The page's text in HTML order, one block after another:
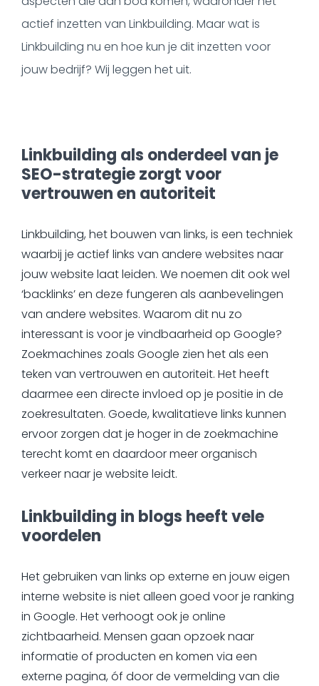
actief inzetten van Linkbuilding. Maar wat is
Linkbuilding nu en hoe kun je dit inzetten voor
jouw bedrijf? Wij leggen het uit.
Linkbuilding als onderdeel van je
SEO-strategie zorgt voor
vertrouwen en autoriteit
Linkbuilding, het bouwen van links, is een techniek
waarbij je actief links van andere websites naar
jouw website laat leiden. We noemen dit ook wel
‘backlinks’ en deze fungeren als aanbevelingen
van andere websites. Waarom dit nu zo
interessant is voor je vindbaarheid op Google?
Zoekmachines zoals Google zien het als een
teken van vertrouwen en autoriteit. Het heeft
daarmee een directe invloed op je positie in de
zoekresultaten. Goede, kwalitatieve links kunnen
ervoor zorgen dat je hoger in de zoekmachine
terecht komt en daardoor meer organisch
verkeer naar je website leidt.
Linkbuilding in blogs heeft vele
voordelen
Het gebruiken van links op externe en jouw eigen
interne website is niet alleen goed voor je ranking
in Google. Het verhoogt ook je online
zichtbaarheid. Mensen gaan opzoek naar
informatie of producten en komen via een
externe pagina, óf door de vermelding van die